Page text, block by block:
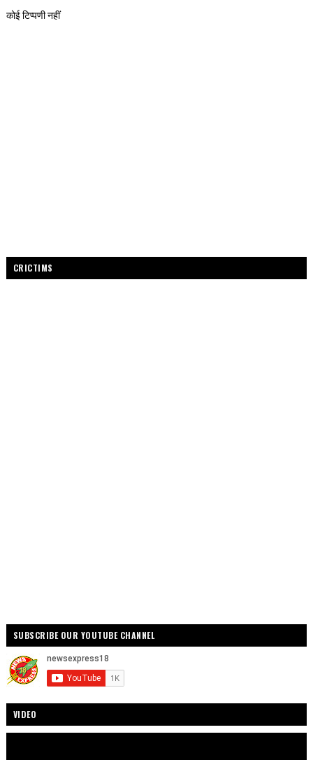
कोई टिप्पणी नहीं
CRICTIMS
SUBSCRIBE OUR YOUTUBE CHANNEL
VIDEO